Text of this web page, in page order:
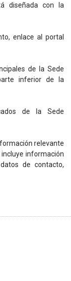
diseñada con la
enlace al portal
de la Sede
inferior de la
de la Sede
relevante
información
de contacto,